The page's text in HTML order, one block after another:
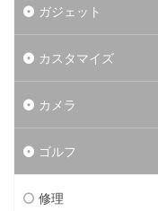
ガジェット
カスタマイズ
カメラ
ゴルフ
修理